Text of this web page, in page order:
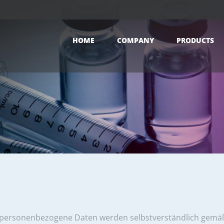
HOME COMPANY PRODUCTS
Daten werden selbstverständlich